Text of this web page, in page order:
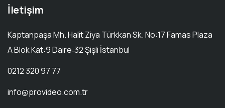
İletişim
Kaptanpaşa Mh. Halit Ziya Türkkan Sk. No:17 Famas Plaza
A Blok Kat:9 Daire:32 Şişli İstanbul
0212 320 97 77
info@provideo.com.tr